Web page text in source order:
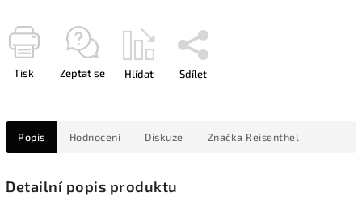
Tisk Zeptat se Hlídat Sdílet
Popis Hodnocení Diskuze Značka Reisenthel
Detailní popis produktu